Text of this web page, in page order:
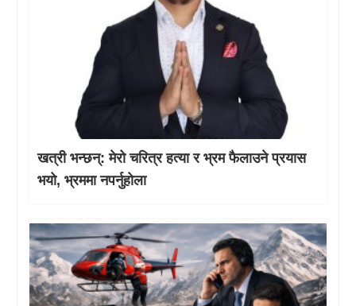
खत्री भन्छन्: मेरो चरित्र हत्या र भ्रम फैलाउने प्रयास
भयो, भ्रममा नपर्नुहोला